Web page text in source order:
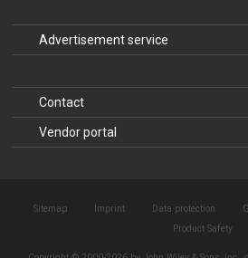
Advertisement service
Contact
Vendor portal
Sitemap Imprint Data protection
Product Safety